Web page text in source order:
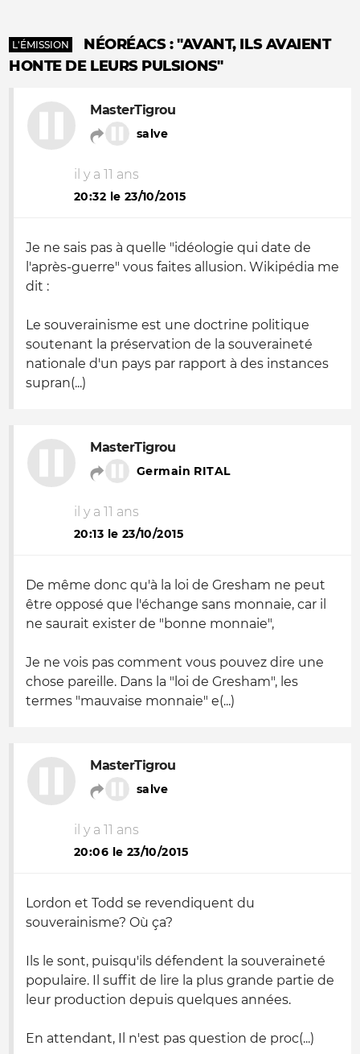
L'ÉMISSION
NÉORÉACS : "AVANT, ILS AVAIENT
HONTE DE LEURS PULSIONS"
MasterTigrou
salve
il y a 11 ans
20:32 le 23/10/2015
Je ne sais pas à quelle "idéologie qui date de
l'après-guerre" vous faites allusion. Wikipédia me
dit :
Le souverainisme est une doctrine politique
soutenant la préservation de la souveraineté
nationale d'un pays par rapport à des instances
supran(...)
MasterTigrou
Germain RITAL
il y a 11 ans
20:13 le 23/10/2015
De même donc qu'à la loi de Gresham ne peut
être opposé que l'échange sans monnaie, car il
ne saurait exister de "bonne monnaie",
Je ne vois pas comment vous pouvez dire une
chose pareille. Dans la "loi de Gresham", les
termes "mauvaise monnaie" e(...)
MasterTigrou
salve
il y a 11 ans
20:06 le 23/10/2015
Lordon et Todd se revendiquent du
souverainisme? Où ça?
Ils le sont, puisqu'ils défendent la souveraineté
populaire. Il suffit de lire la plus grande partie de
leur production depuis quelques années.
En attendant, Il n'est pas question de proc(...)